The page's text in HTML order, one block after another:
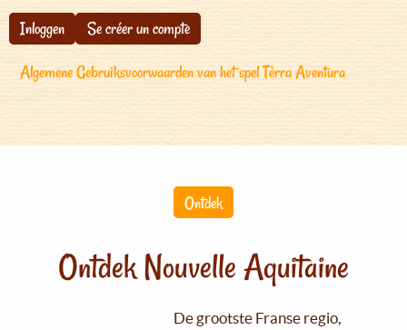
Inloggen
Se créer un compte
Algemene Gebruiksvoorwaarden van het spel Tèrra Aventura
Ontdek
Ontdek Nouvelle Aquitaine
De grootste Franse regio,